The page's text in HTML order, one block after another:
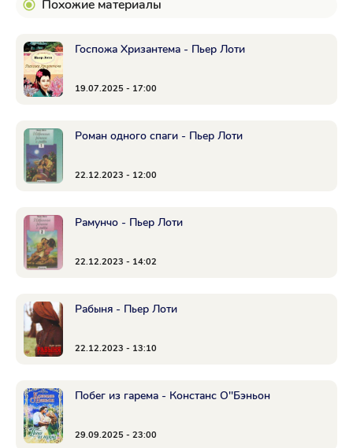
Похожие материалы
Госпожа Хризантема - Пьер Лоти
19.07.2025 - 17:00
Роман одного спаги - Пьер Лоти
22.12.2023 - 12:00
Рамунчо - Пьер Лоти
22.12.2023 - 14:02
Рабыня - Пьер Лоти
22.12.2023 - 13:10
Побег из гарема - Констанс О'′Бэньон
29.09.2025 - 23:00